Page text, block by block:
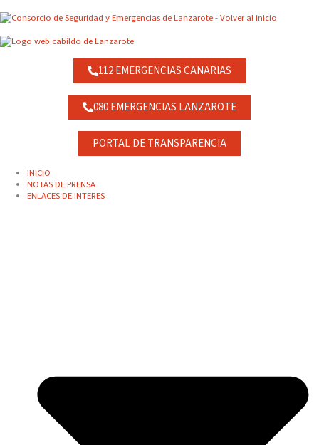
al
contenido
112 EMERGENCIAS CANARIAS
080 EMERGENCIAS LANZAROTE
PORTAL DE TRANSPARENCIA
INICIO
NOTAS DE PRENSA
ENLACES DE INTERES